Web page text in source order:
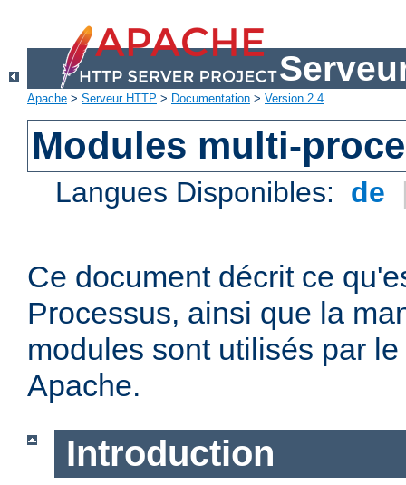
Apache > Serveur HTTP > Documentation > Version 2.4
Modules multi-
Langues Disponibles: de
Ce document décrit ce
Processus, ainsi que la
modules sont utilisés par
Apache.
Introduction